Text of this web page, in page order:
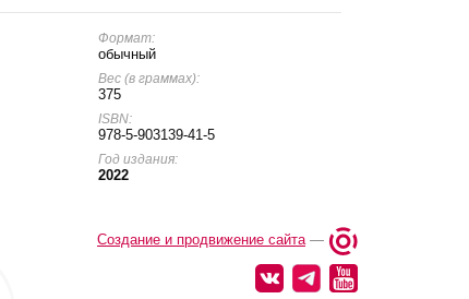
Формат:
обычный
Вес (в граммах):
375
ISBN:
978-5-903139-41-5
Год издания:
2022
Создание и продвижение сайта—